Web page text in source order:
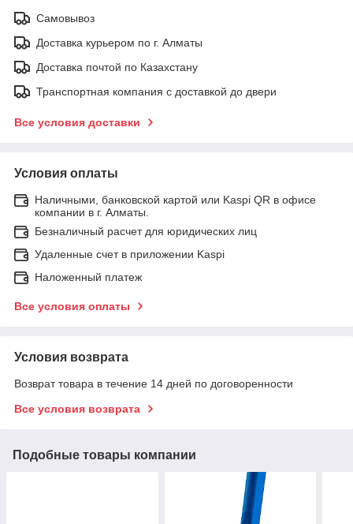
Самовывоз
Доставка курьером по г. Алматы
Доставка почтой по Казахстану
Транспортная компания с доставкой до двери
Все условия доставки
Условия оплаты
Наличными, банковской картой или Kaspi QR в офисе
компании в г. Алматы.
Безналичный расчет для юридических лиц
Удаленные счет в приложении Kaspi
Наложенный платеж
Все условия оплаты
Условия возврата
Возврат товара в течение 14 дней по договоренности
Все условия возврата
Подобные товары компании